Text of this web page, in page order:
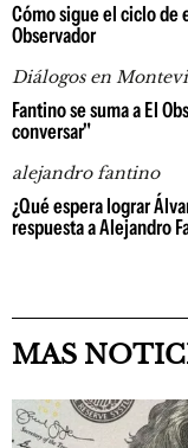
Cómo sigue el ciclo de
Observador
Diálogos en
Fantino se suma a El
conversar"
alejandro fantino
¿Qué espera lograr
respuesta a Alejandro
MAS